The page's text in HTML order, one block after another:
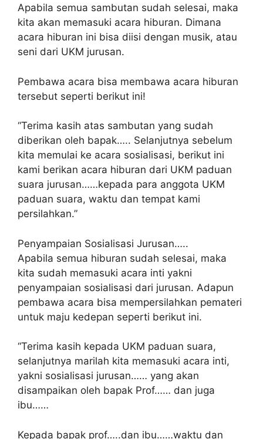
Apabila semua sambutan sudah selesai, maka
kita akan memasuki acara hiburan. Dimana
acara hiburan ini bisa diisi dengan musik, atau
seni dari UKM jurusan.
Pembawa acara bisa membawa acara hiburan
tersebut seperti berikut ini!
“Terima kasih atas sambutan yang sudah
diberikan oleh bapak….. Selanjutnya sebelum
kita memulai ke acara sosialisasi, berikut ini
kami berikan acara hiburan dari UKM paduan
suara jurusan……kepada para anggota UKM
paduan suara, waktu dan tempat kami
persilahkan.”
Penyampaian Sosialisasi Jurusan…..
Apabila semua hiburan sudah selesai, maka
kita sudah memasuki acara inti yakni
penyampaian sosialisasi dari jurusan. Adapun
pembawa acara bisa mempersilahkan pemateri
untuk maju kedepan seperti berikut ini.
“Terima kasih kepada UKM paduan suara,
selanjutnya marilah kita memasuki acara inti,
yakni sosialisasi jurusan…… yang akan
disampaikan oleh bapak Prof…… dan juga
ibu……
Kepada bapak prof…..dan ibu……waktu dan